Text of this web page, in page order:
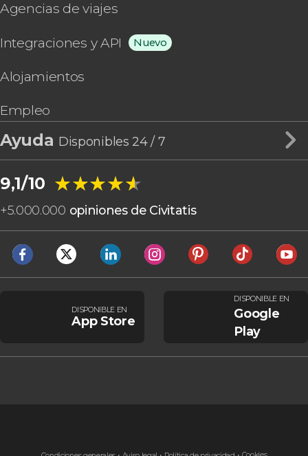
Agencias de viajes
Integraciones y API Nuevo
Alojamientos
Empleo
Ayuda Disponibles 24 / 7
9,1/10 ★★★★★
★★★★★
+5.000.000 opiniones de Civitatis
DISPONIBLE EN
App Store
DISPONIBLE EN
Google
Play